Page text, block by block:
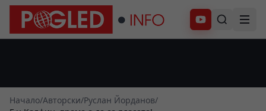
Абонирай се
Начало/Авторски/Руслан Йорданов/